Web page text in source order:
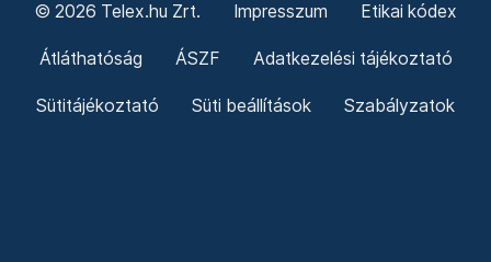
© 2026 Telex.hu Zrt. Impresszum Etikai kódex
Átláthatóság ÁSZF Adatkezelési tájékoztató
Sütitájékoztató Süti beállítások Szabályzatok